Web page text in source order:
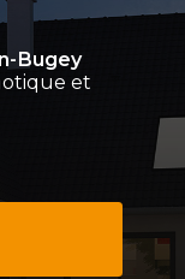
Bugey
et